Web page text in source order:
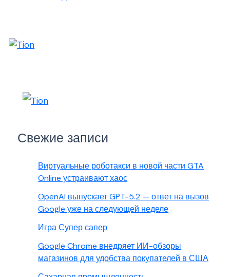
Свежие записи
Виртуальные роботакси в новой части GTA
Online устраивают хаос
OpenAI выпускает GPT-5.2 — ответ на вызов
Google уже на следующей неделе
Игра Супер сапер
Google Chrome внедряет ИИ-обзоры
магазинов для удобства покупателей в США